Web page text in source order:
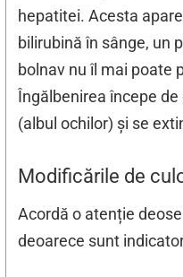
hepatitei. Acesta
bilirubină în sânge, un
bolnav nu îl mai poate
Îngălbenirea începe
(albul ochilor) și se
Modificările de
Acordă o atenție
deoarece sunt